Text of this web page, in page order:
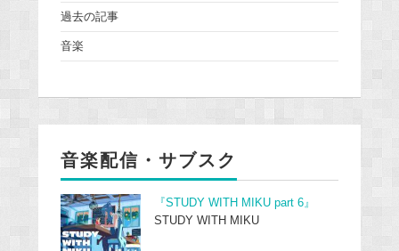
過去の記事
音楽
音楽配信・サブスク
『STUDY WITH MIKU part 6』
STUDY WITH MIKU